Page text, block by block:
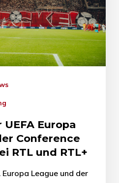
Europa
Conference
RTL und RTL+
League und der